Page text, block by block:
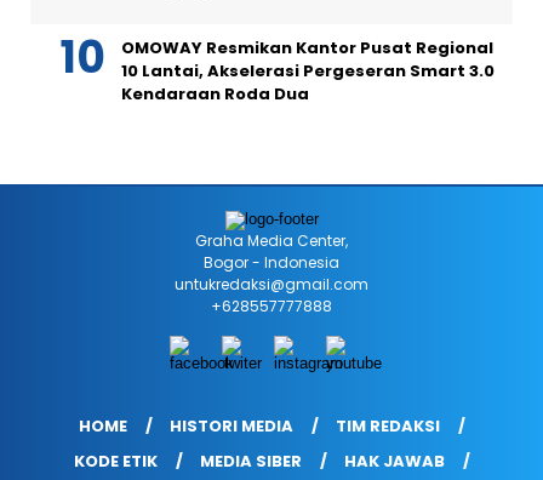
OMOWAY Resmikan Kantor Pusat Regional
10 Lantai, Akselerasi Pergeseran Smart 3.0
Kendaraan Roda Dua
Graha Media Center,
Bogor - Indonesia
untukredaksi@gmail.com
+628557777888
HOME HISTORI MEDIA
TIM REDAKSI
KODE ETIK
MEDIA SIBER HAK JAWAB